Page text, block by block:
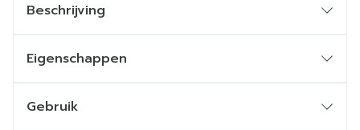
Beschrijving
Eigenschappen
Gebruik